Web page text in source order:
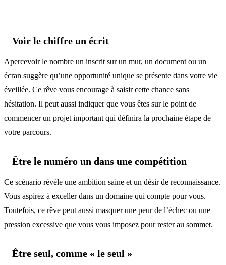
Voir le chiffre un écrit
Apercevoir le nombre un inscrit sur un mur, un document ou un
écran suggère qu’une opportunité unique se présente dans votre vie
éveillée. Ce rêve vous encourage à saisir cette chance sans
hésitation. Il peut aussi indiquer que vous êtes sur le point de
commencer un projet important qui définira la prochaine étape de
votre parcours.
Être le numéro un dans une compétition
Ce scénario révèle une ambition saine et un désir de reconnaissance.
Vous aspirez à exceller dans un domaine qui compte pour vous.
Toutefois, ce rêve peut aussi masquer une peur de l’échec ou une
pression excessive que vous vous imposez pour rester au sommet.
Être seul, comme « le seul »